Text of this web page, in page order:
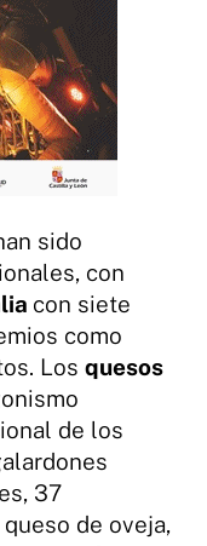
sido
con
con siete
como
Los quesos
de los
37
de oveja,